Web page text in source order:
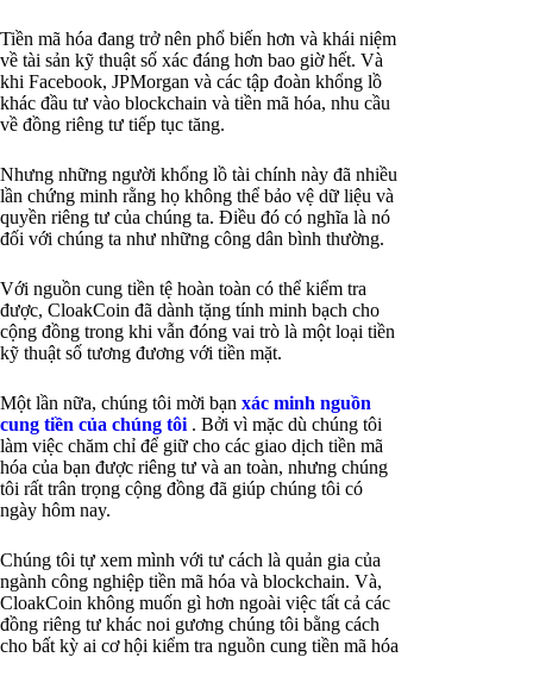
Tiền mã hóa đang trở nên phổ biến hơn và khái niệm
về tài sản kỹ thuật số xác đáng hơn bao giờ hết. Và
khi Facebook, JPMorgan và các tập đoàn khổng lồ
khác đầu tư vào blockchain và tiền mã hóa, nhu cầu
về đồng riêng tư tiếp tục tăng.
Nhưng những người khổng lồ tài chính này đã nhiều
lần chứng minh rằng họ không thể bảo vệ dữ liệu và
quyền riêng tư của chúng ta. Điều đó có nghĩa là nó
đối với chúng ta như những công dân bình thường.
Với nguồn cung tiền tệ hoàn toàn có thể kiểm tra
được, CloakCoin đã dành tặng tính minh bạch cho
cộng đồng trong khi vẫn đóng vai trò là một loại tiền
kỹ thuật số tương đương với tiền mặt.
Một lần nữa, chúng tôi mời bạn xác minh nguồn
cung tiền của chúng tôi . Bởi vì mặc dù chúng tôi
làm việc chăm chỉ để giữ cho các giao dịch tiền mã
hóa của bạn được riêng tư và an toàn, nhưng chúng
tôi rất trân trọng cộng đồng đã giúp chúng tôi có
ngày hôm nay.
Chúng tôi tự xem mình với tư cách là quản gia của
ngành công nghiệp tiền mã hóa và blockchain. Và,
CloakCoin không muốn gì hơn ngoài việc tất cả các
đồng riêng tư khác noi gương chúng tôi bằng cách
cho bất kỳ ai cơ hội kiểm tra nguồn cung tiền mã hóa